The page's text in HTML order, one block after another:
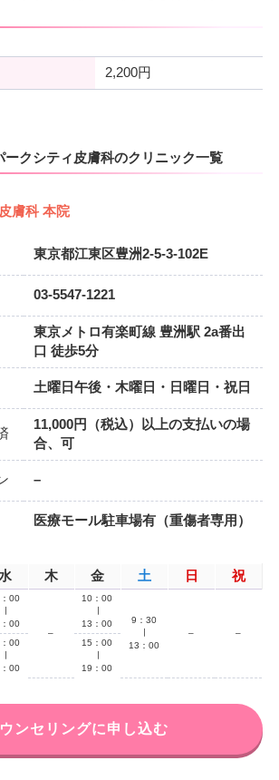
2,200円
ークシティ皮膚科のクリニック一覧
膚科 本院
東京都江東区豊洲2-5-3-102E
03-5547-1221
東京メトロ有楽町線 豊洲駅 2a番出
口 徒歩5分
土曜日午後・木曜日・日曜日・祝日
11,000円（税込）以上の支払いの場
合、可
–
医療モール駐車場有（重傷者専用）
水 木 金 土 日 祝
00
00
–
10：00
13：00
9：30
13：00
–
–
00
00
15：00
19：00
ンセリングに申し込む